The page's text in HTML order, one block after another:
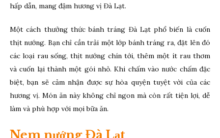
hấp dẫn, mang đậm hương vị Đà Lạt.
Một cách thưởng thức bánh tráng Đà Lạt phổ biến là cuốn
thịt nướng. Bạn chỉ cần trải một lớp bánh tráng ra, đặt lên đó
các loại rau sống, thịt nướng chín tới, thêm một ít rau thơm
và cuốn lại thành một gói nhỏ. Khi chấm vào nước chấm đặc
biệt, bạn sẽ cảm nhận được sự hòa quyện tuyệt vời của các
hương vị. Món ăn này không chỉ ngon mà còn rất tiện lợi, dễ
làm và phù hợp với mọi bữa ăn.
Nem nướng Đà Lạt